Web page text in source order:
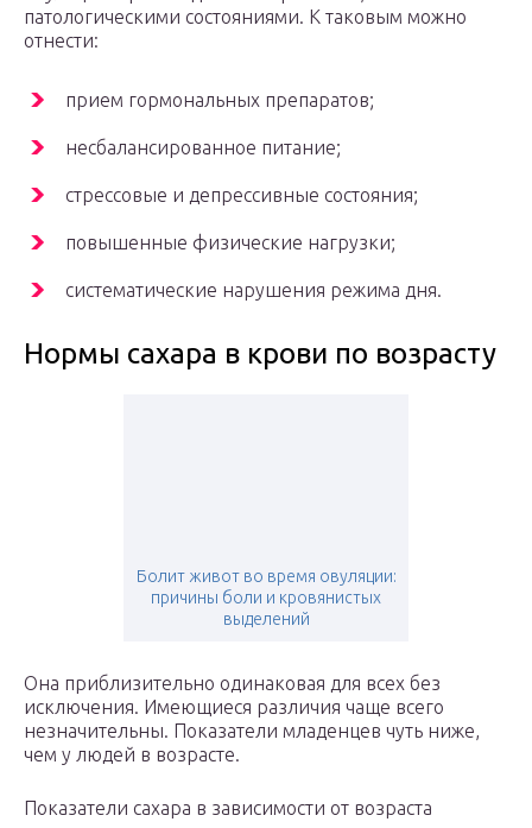
патологическими состояниями. К таковым можно
отнести:
прием гормональных препаратов;
несбалансированное питание;
стрессовые и депрессивные состояния;
повышенные физические нагрузки;
систематические нарушения режима дня.
Нормы сахара в крови по возрасту
Болит живот во время овуляции:
причины боли и кровянистых
выделений
Она приблизительно одинаковая для всех без
исключения. Имеющиеся различия чаще всего
незначительны. Показатели младенцев чуть ниже,
чем у людей в возрасте.
Показатели сахара в зависимости от возраста